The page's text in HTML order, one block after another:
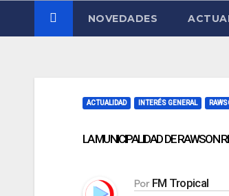
NOVEDADES
ACTUALIDAD INTERÉS GENERAL
LA MUNICIPALIDAD DE RAWSON
Por FM Tropical